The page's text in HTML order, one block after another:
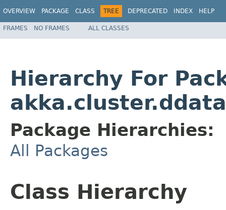
OVERVIEW PACKAGE CLASS TREE DEPRECATED INDEX HELP
FRAMES NO FRAMES ALL CLASSES
Hierarchy For
Package Hierarchies:
All Packages
Class Hierarchy